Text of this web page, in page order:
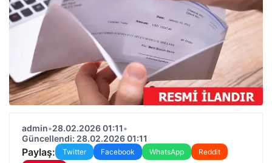
admin•28.02.2026 01:11•
Güncellendi: 28.02.2026 01:11
Paylaş: Twitter Facebook WhatsApp
Reddit